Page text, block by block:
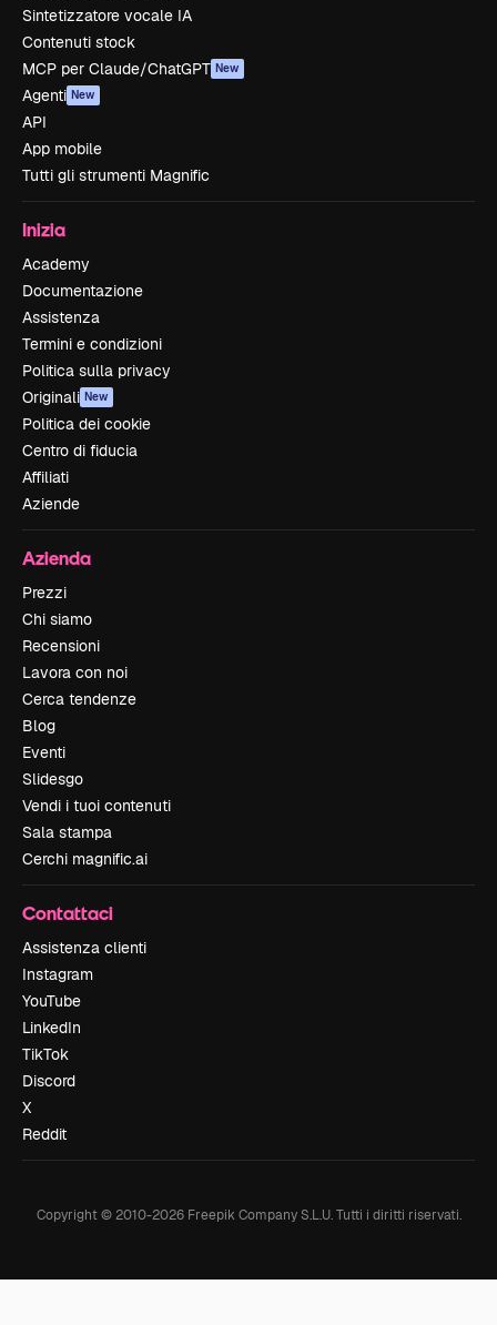
Sintetizzatore vocale IA
Contenuti stock
MCP per Claude/ChatGPT New
Agenti New
API
App mobile
Tutti gli strumenti Magnific
Inizia
Academy
Documentazione
Assistenza
Termini e condizioni
Politica sulla privacy
Originali New
Politica dei cookie
Centro di fiducia
Affiliati
Aziende
Azienda
Prezzi
Chi siamo
Recensioni
Lavora con noi
Cerca tendenze
Blog
Eventi
Slidesgo
Vendi i tuoi contenuti
Sala stampa
Cerchi magnific.ai
Contattaci
Assistenza clienti
Instagram
YouTube
LinkedIn
TikTok
Discord
X
Reddit
Copyright © 2010-2026Freepik Company S.L.U. Tutti i diritti riservati.